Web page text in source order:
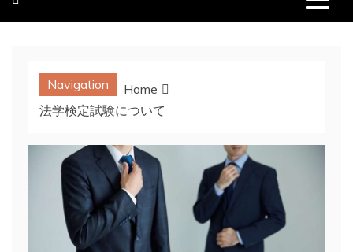
Navigation
Home
法学検定試験について